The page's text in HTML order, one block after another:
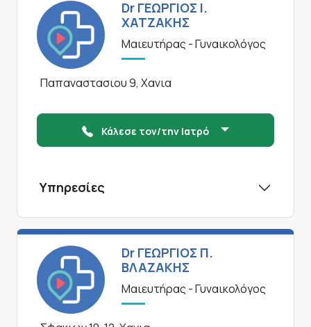
Dr ΓΕΩΡΓΙΟΣ I.
ΧΑΤΖΑΚΗΣ
Μαιευτήρας - Γυναικολόγος
Παπαναστασιου 9, Χανια
Κάλεσε τον/την Ιατρό
Υπηρεσίες
Dr ΓΕΩΡΓΙΟΣ Π.
ΒΛΑΖΑΚΗΣ
Μαιευτήρας - Γυναικολόγος